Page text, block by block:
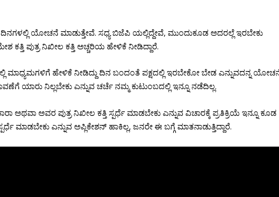
ಯೋಚನೆ ಮಾಡುತ್ತೇವೆ‌. ಸಧ್ಯ ಬಿಜೆಪಿ ಯಲ್ಲಿದ್ದೇವೆ, ಮುಂದು‌ಕೂಡ ಅದರಲ್ಲೆ ಇರಬೇಕು
ಪುತ್ರ ನಿಖೀಲ ಕತ್ತಿ ಅಚ್ಚರಿಯ ಹೇಳಿಕೆ ನೀಡಿದ್ದಾರೆ.
ಮಾಧ್ಯಮಗಳಿಗೆ ಹೇಳಿಕೆ ನೀಡಿದ್ದು ದಿನ ಬಂದಂತೆ ಪಕ್ಷದಲ್ಲಿ ಇರಬೇಕೋ‌ ಬೇಡ ಎನ್ನುವದನ್ನ
ಯಾರು ನಿಲ್ಲಬೇಕು ಎನ್ನುವ ಚರ್ಚೆ ನಮ್ಮ ಕುಟುಂಬದಲ್ಲಿ ಇನ್ನೂ ನಡೆದಿಲ್ಲ.
ಅಥವಾ ಅವರ ಪುತ್ರ ನಿಖೀಲ ಕತ್ತಿ ಸ್ಪರ್ಧೆ ಮಾಡಬೇಕು ಎನ್ನುವ ವಿಚಾರಕ್ಕೆ ಪ್ರತಿಕ್ರಿಯೆ ಇನ್ನೂ ಕೂಡ
ಮಾಡಬೇಕು ಎನ್ನುವ ಅಪ್ಲಿಕೇಶನ್ ಹಾಕಿಲ್ಲ, ಜನರೇ ಈ ಬಗ್ಗೆ ಮಾತನಾಡುತ್ತಿದ್ದಾರೆ.